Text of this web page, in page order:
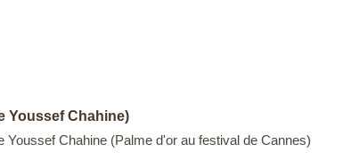
Youssef Chahine)
Youssef Chahine (Palme d'or au festival de Cannes)